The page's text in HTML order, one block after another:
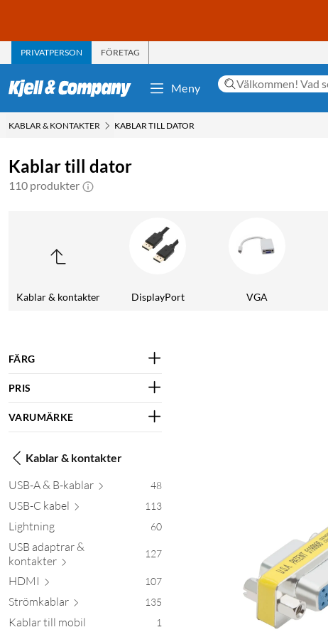
PRIVATPERSON FÖRETAG
Meny
KABLAR & KONTAKTER KABLAR TILL DATOR
Kablar till dator
110 produkter
Kablar & kontakter DisplayPort VGA
FÄRG
PRIS
VARUMÄRKE
Kablar & kontakter
USB-A & B-kablar 48
USB-C kabel 113
Lightning 60
USB adaptrar &
kontakter 127
HDMI 107
Strömkablar 135
Kablar till mobil 1